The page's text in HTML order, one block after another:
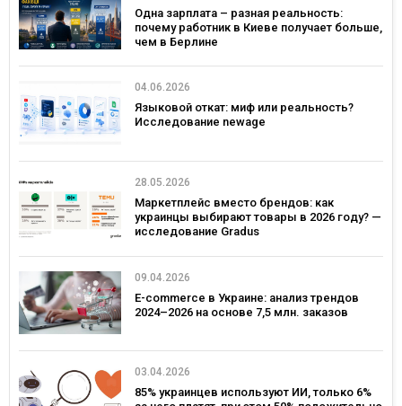
Одна зарплата – разная реальность:
почему работник в Киеве получает больше,
чем в Берлине
04.06.2026
Языковой откат: миф или реальность?
Исследование newage
28.05.2026
Маркетплейс вместо брендов: как
украинцы выбирают товары в 2026 году? —
исследование Gradus
09.04.2026
E-commerce в Украине: анализ трендов
2024–2026 на основе 7,5 млн. заказов
03.04.2026
85% украинцев используют ИИ, только 6%